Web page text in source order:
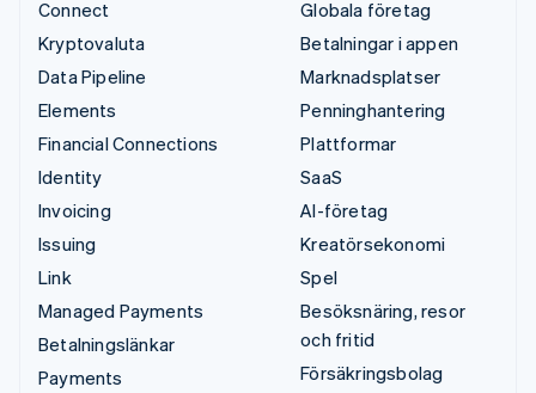
Connect
Kryptovaluta
Data Pipeline
Elements
Financial Connections
Identity
Invoicing
Issuing
Link
Managed Payments
Betalningslänkar
Payments
Globala företag
Betalningar i appen
Marknadsplatser
Penninghantering
Plattformar
SaaS
AI-företag
Kreatörsekonomi
Spel
Besöksnäring, resor
och fritid
Försäkringsbolag